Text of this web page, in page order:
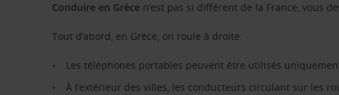
Conduire en Grèce n’est pas si différent de la France, vous
Tout d’abord, en Grèce, on roule à droite.
Les téléphones portables peuvent être utilisés
À l’extérieur des villes, les conducteurs circulant sur les